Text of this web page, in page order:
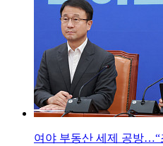
여야 부동산 세제 공방…“